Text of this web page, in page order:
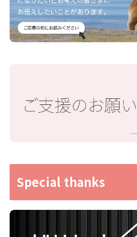
Special thanks